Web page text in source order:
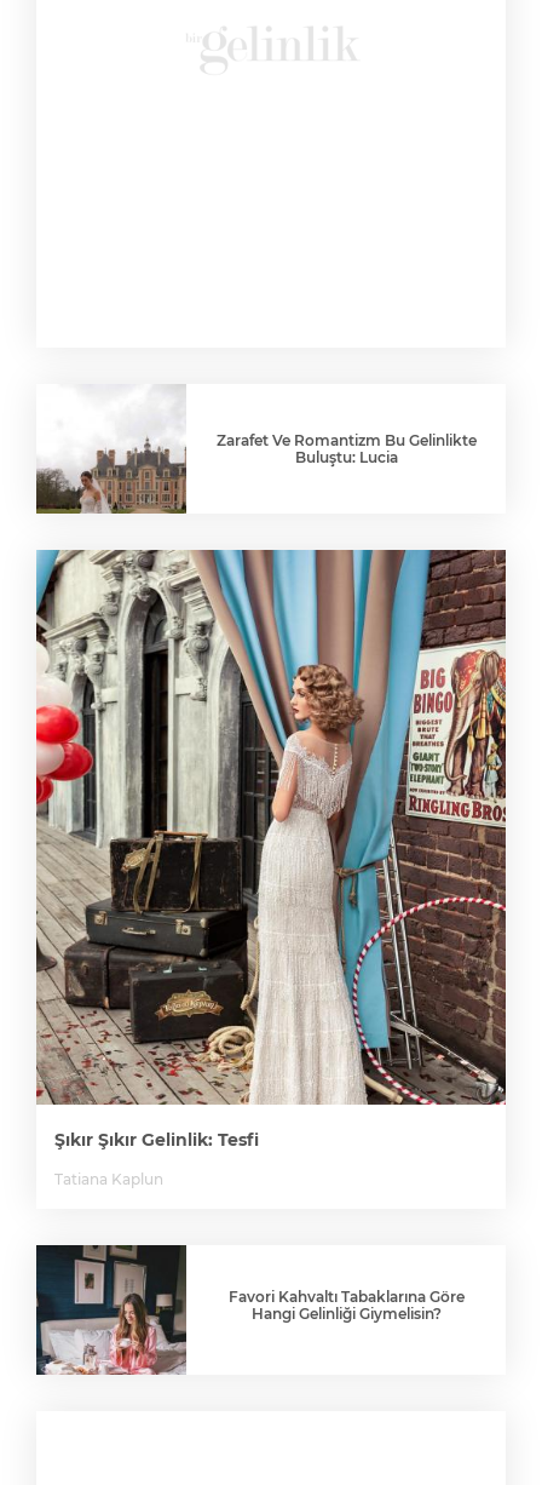
Zarafet Ve Romantizm Bu Gelinlikte
Buluştu: Lucia
Şıkır Şıkır Gelinlik: Tesfi
Tatiana Kaplun
Favori Kahvaltı Tabaklarına Göre
Hangi Gelinliği Giymelisin?